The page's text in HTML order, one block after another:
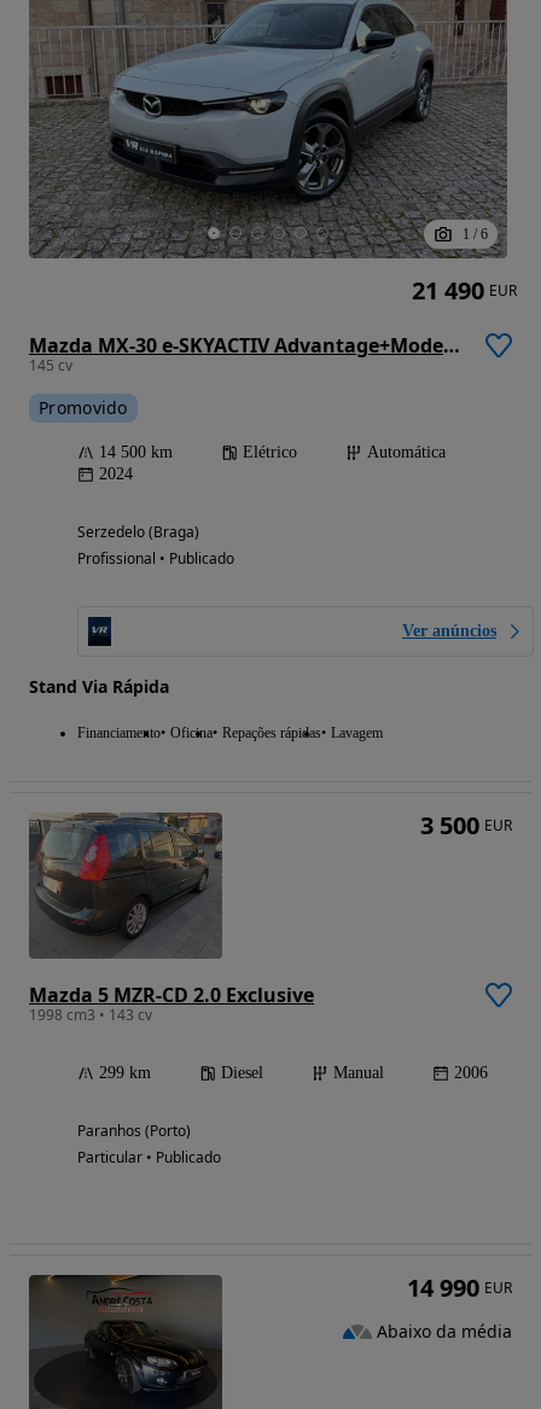
1 / 6
Mazda MX-30 e-SKYACTIV Advantage+Modern Confidence
145 cv
Promovido
14 500 km Elétrico
Automática
2024
Serzedelo (Braga)
Profissional • Publicado
Ver anúncios
Stand Via Rápida
Financiamento Oficina Repações rápidas Lavagem
21 490 EUR
Mazda 5 MZR-CD 2.0 Exclusive
1998 cm3 • 143 cv
299 km Diesel Manual 2006
Paranhos (Porto)
Particular • Publicado
3 500 EUR
14 990 EUR
Abaixo da média